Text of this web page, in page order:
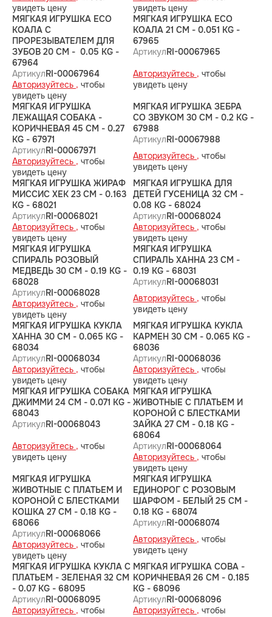
увидеть цену
увидеть цену
МЯГКАЯ ИГРУШКА ECO
КОАЛА С
ПРОРЕЗЫВАТЕЛЕМ ДЛЯ
ЗУБОВ 20 CM - 0.05 KG -
67964
АртикулRI-00067964
Авторизуйтесь , чтобы
увидеть цену
МЯГКАЯ ИГРУШКА ECO
КОАЛА 21 CM - 0.051 KG -
67965
АртикулRI-00067965
Авторизуйтесь , чтобы
увидеть цену
МЯГКАЯ ИГРУШКА
ЛЕЖАЩАЯ СОБАКА -
КОРИЧНЕВАЯ 45 CM - 0.27
KG - 67971
АртикулRI-00067971
Авторизуйтесь , чтобы
увидеть цену
МЯГКАЯ ИГРУШКА ЗЕБРА
СО ЗВУКОМ 30 CM - 0.2 KG -
67988
АртикулRI-00067988
Авторизуйтесь , чтобы
увидеть цену
МЯГКАЯ ИГРУШКА ЖИРАФ
МИССИС ХЕК 23 CM - 0.163
KG - 68021
АртикулRI-00068021
Авторизуйтесь , чтобы
увидеть цену
МЯГКАЯ ИГРУШКА ДЛЯ
ДЕТЕЙ ГУСЕНИЦА 32 CM -
0.08 KG - 68024
АртикулRI-00068024
Авторизуйтесь , чтобы
увидеть цену
МЯГКАЯ ИГРУШКА
СПИРАЛЬ РОЗОВЫЙ
МЕДВЕДЬ 30 CM - 0.19 KG -
68028
АртикулRI-00068028
Авторизуйтесь , чтобы
увидеть цену
МЯГКАЯ ИГРУШКА
СПИРАЛЬ ХАННА 23 CM -
0.19 KG - 68031
АртикулRI-00068031
Авторизуйтесь , чтобы
увидеть цену
МЯГКАЯ ИГРУШКА КУКЛА
ХАННА 30 CM - 0.065 KG -
68034
АртикулRI-00068034
Авторизуйтесь , чтобы
увидеть цену
МЯГКАЯ ИГРУШКА КУКЛА
КАРМЕН 30 CM - 0.065 KG -
68036
АртикулRI-00068036
Авторизуйтесь , чтобы
увидеть цену
МЯГКАЯ ИГРУШКА СОБАКА
ДЖИММИ 24 CM - 0.071 KG -
68043
АртикулRI-00068043
Авторизуйтесь , чтобы
увидеть цену
МЯГКАЯ ИГРУШКА
ЖИВОТНЫЕ С ПЛАТЬЕМ И
КОРОНОЙ С БЛЕСТКАМИ
ЗАЙКА 27 CM - 0.18 KG -
68064
АртикулRI-00068064
Авторизуйтесь , чтобы
увидеть цену
МЯГКАЯ ИГРУШКА
ЖИВОТНЫЕ С ПЛАТЬЕМ И
КОРОНОЙ С БЛЕСТКАМИ
КОШКА 27 CM - 0.18 KG -
68066
АртикулRI-00068066
Авторизуйтесь , чтобы
увидеть цену
МЯГКАЯ ИГРУШКА
ЕДИНОРОГ С РОЗОВЫМ
ШАРФОМ - БЕЛЫЙ 25 CM -
0.18 KG - 68074
АртикулRI-00068074
Авторизуйтесь , чтобы
увидеть цену
МЯГКАЯ ИГРУШКА КУКЛА С
ПЛАТЬЕМ - ЗЕЛЕНАЯ 32 CM
- 0.07 KG - 68095
АртикулRI-00068095
Авторизуйтесь , чтобы
МЯГКАЯ ИГРУШКА СОВА -
КОРИЧНЕВАЯ 26 CM - 0.185
KG - 68096
АртикулRI-00068096
Авторизуйтесь , чтобы